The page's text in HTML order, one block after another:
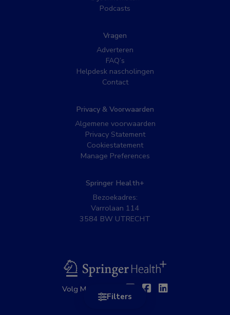
Filters
Podcasts
Vragen
Adverteren
FAQ’s
Helpdesk nascholingen
Contact
Privacy & Voorwaarden
Algemene voorwaarden
Privacy Statement
Cookiestatement
Manage Preferences
Springer Health+
Bezoekadres:
Varrolaan 114
3584 BW UTRECHT
BSL
Volg MedNet op: TwitterFacebook
Linkedin